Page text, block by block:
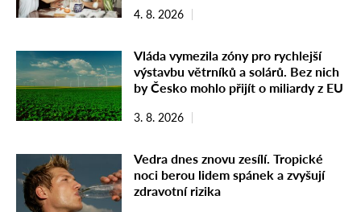
4. 8. 2026
Vláda vymezila zóny pro rychlejší
výstavbu větrníků a solárů. Bez nich
by Česko mohlo přijít o miliardy z EU
3. 8. 2026
Vedra dnes znovu zesílí. Tropické
noci berou lidem spánek a zvyšují
zdravotní rizika